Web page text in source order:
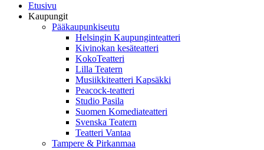
Etusivu
Kaupungit
Pääkaupunkiseutu
Helsingin Kaupunginteatteri
Kivinokan kesäteatteri
KokoTeatteri
Lilla Teatern
Musiikkiteatteri Kapsäkki
Peacock-teatteri
Studio Pasila
Suomen Komediateatteri
Svenska Teatern
Teatteri Vantaa
Tampere & Pirkanmaa